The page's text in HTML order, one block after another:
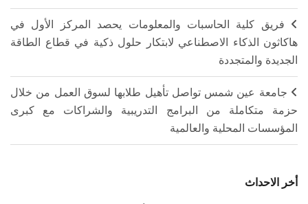
فريق كلية الحاسبات والمعلومات يحصد المركز الأول في
هاكاثون الذكاء الاصطناعي لابتكار حلول ذكية في قطاع الطاقة
الجديدة والمتجددة
جامعة عين شمس تواصل تأهيل طلابها لسوق العمل من خلال
حزمة متكاملة من البرامج التدريبية والشراكات مع كبرى
المؤسسات المحلية والعالمية
أخر الاحداث